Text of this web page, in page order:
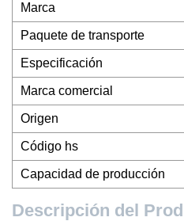
Marca
Paquete de transporte
Especificación
Marca comercial
Origen
Código hs
Capacidad de producción
Descripción del